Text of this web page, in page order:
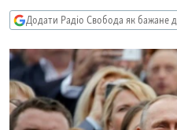
пошуку
УКРАЇНА
СВІТ
ТИ ЯК?
СХЕМИ
ПРИАЗОВ’Я
КИТАЙ.ВИКЛИКИ
Додати Радіо Свобода як бажане